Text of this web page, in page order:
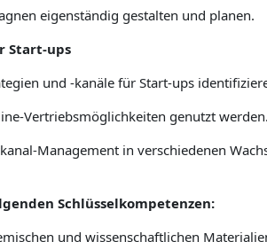
eigenständig gestalten und planen.
Start-ups
und -kanäle für Start-ups
Vertriebsmöglichkeiten genutzt werden.
Management in verschiedenen
Schlüsselkompetenzen:
und wissenschaftlichen